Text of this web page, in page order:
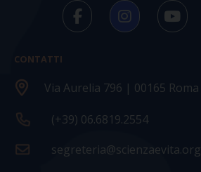
CONTATTI
Via Aurelia 796 | 00165 Roma
(+39) 06.6819.2554
segreteria@scienzaevita.org